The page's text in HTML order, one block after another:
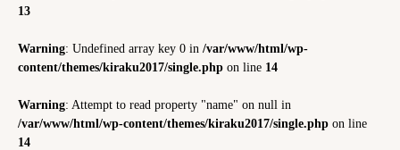
13
Warning: Undefined array key 0 in /var/www/html/wp-
content/themes/kiraku2017/single.php on line 14
Warning: Attempt to read property "name" on null in
/var/www/html/wp-content/themes/kiraku2017/single.php on line
14